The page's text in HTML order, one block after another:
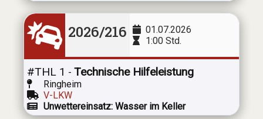
2026/216
01.07.2026
1:00 Std.
#THL 1 - Technische Hilfeleistung
Ringheim
V-LKW
Unwettereinsatz: Wasser im Keller